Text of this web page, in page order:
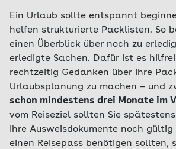
Ein Urlaub sollte entspannt
helfen strukturierte Packlisten. So
einen Überblick über noch zu
erledigte Sachen. Dafür ist es
rechtzeitig Gedanken über Ihre
Urlaubsplanung zu machen – und
schon mindestens drei Monate im
vom Reiseziel sollten Sie
Ihre Ausweisdokumente noch
einen Reisepass benötigen sollten,